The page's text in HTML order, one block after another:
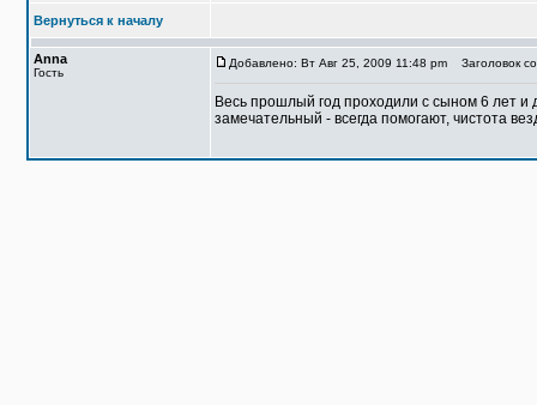
Вернуться к началу
Anna
Гость
Добавлено: Вт Авг 25, 2009 11:48 pm Заголовок
Becь прошлый год проходили с сыном 6 лет
замечательный - всегда помогают, чистота